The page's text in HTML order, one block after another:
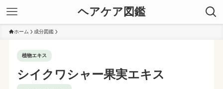
ヘアケア図鑑
ホーム 成分図鑑
植物エキス
シイクワシャー果実エキス